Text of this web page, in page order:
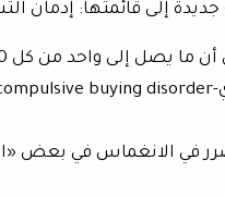
إلى قائمتها: إدمان